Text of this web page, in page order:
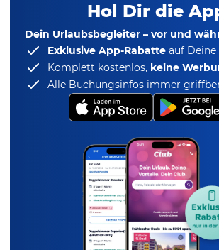
Hol Dir die
Dein Urlaubsbegleiter – vor und
Exklusive App-Rabatte auf
Komplett kostenlos, keine
Alle Buchungsinfos immer